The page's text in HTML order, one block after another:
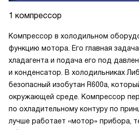
1 компрессор
Компрессор в холодильном
функцию мотора. Его главная
хладагента и подача его под
и конденсатор. В холодильниках
безопасный изобутан R600a,
окружающей среде. Компрессор
по охладительному контуру по
лучше работает «мотор» прибора,